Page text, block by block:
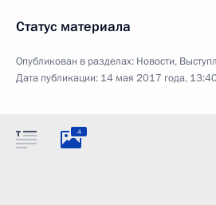
Статус материала
Опубликован в разделах: Новости,
Дата публикации: 14 мая 2017 года,
4